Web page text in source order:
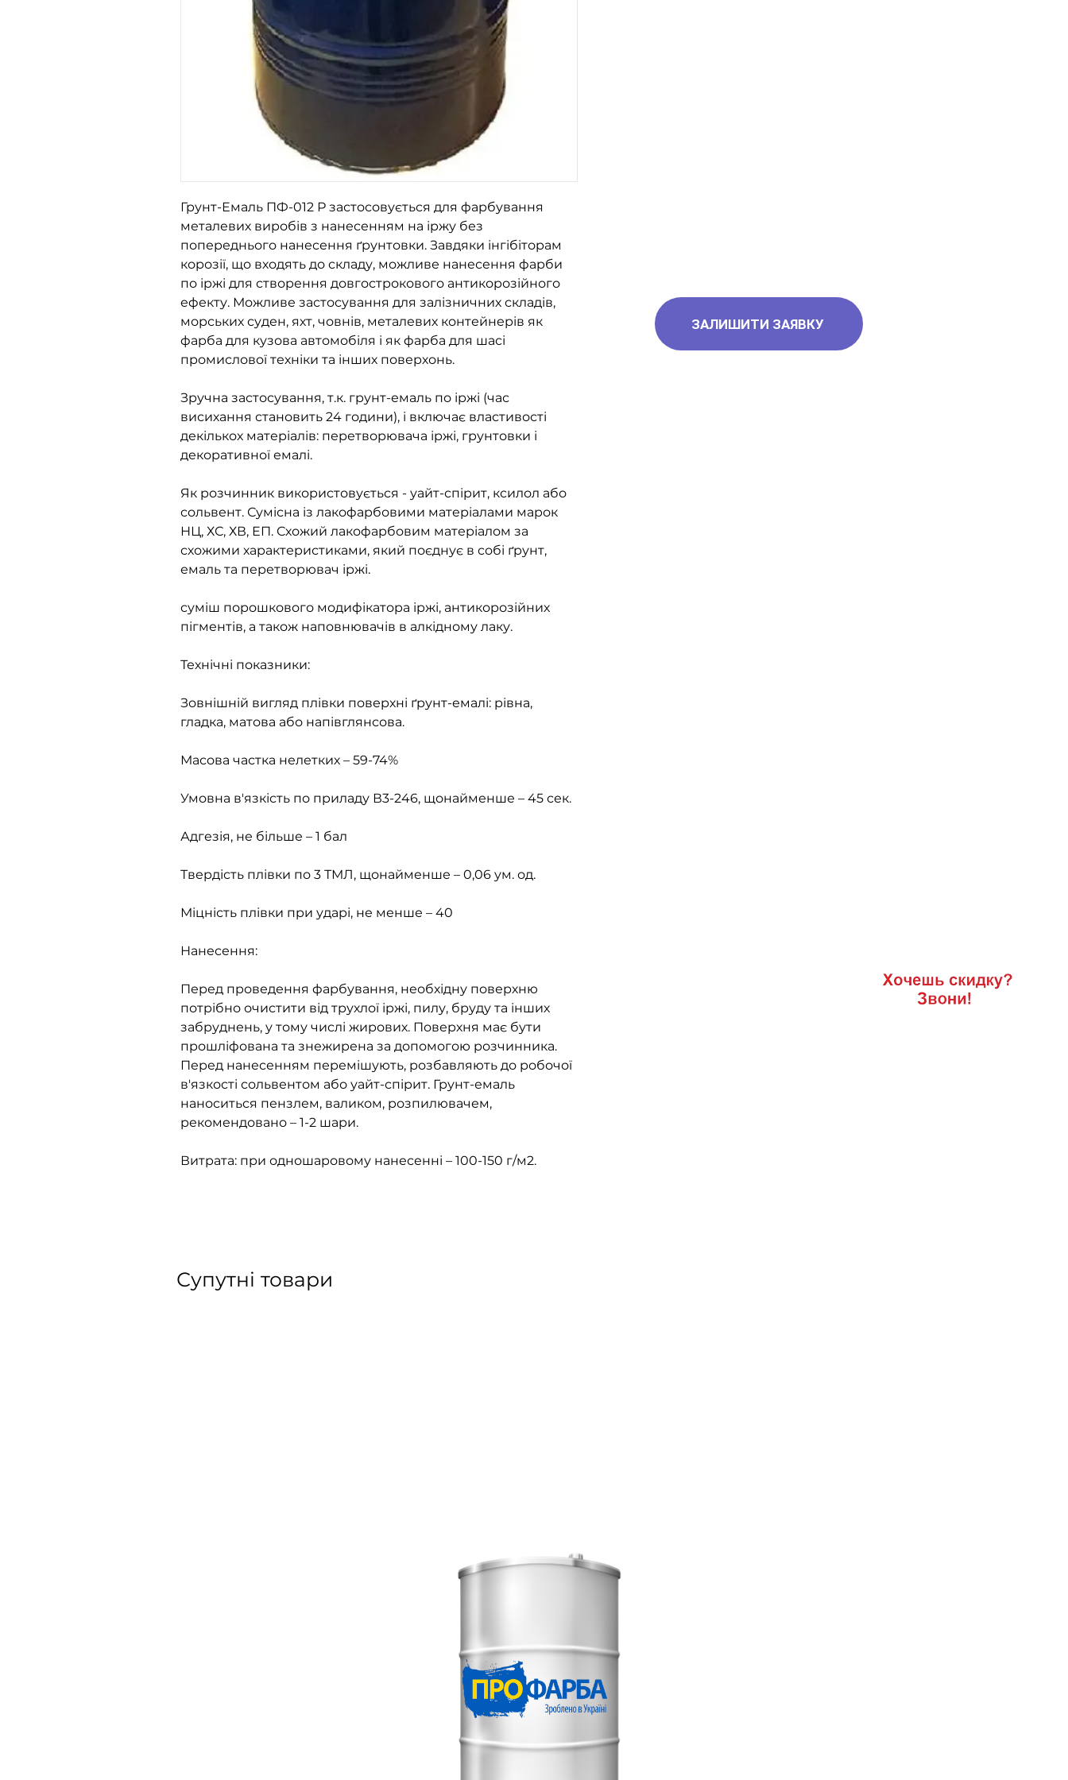
Грунт-Емаль ПФ-012 Р застосовується для фарбування
металевих виробів з нанесенням на іржу без
попереднього нанесення ґрунтовки. Завдяки інгібіторам
корозії, що входять до складу, можливе нанесення фарби
по іржі для створення довгострокового антикорозійного
ефекту. Можливе застосування для залізничних складів,
морських суден, яхт, човнів, металевих контейнерів як
фарба для кузова автомобіля і як фарба для шасі
промислової техніки та інших поверхонь.
Зручна застосування, т.к. грунт-емаль по іржі (час
висихання становить 24 години), і включає властивості
декількох матеріалів: перетворювача іржі, грунтовки і
декоративної емалі.
Як розчинник використовується - уайт-спірит, ксилол або
сольвент. Сумісна із лакофарбовими матеріалами марок
НЦ, ХС, ХВ, ЕП. Схожий лакофарбовим матеріалом за
схожими характеристиками, який поєднує в собі ґрунт,
емаль та перетворювач іржі.
суміш порошкового модифікатора іржі, антикорозійних
пігментів, а також наповнювачів в алкідному лаку.
Технічні показники:
Зовнішній вигляд плівки поверхні ґрунт-емалі: рівна,
гладка, матова або напівглянсова.
Масова частка нелетких – 59-74%
Умовна в'язкість по приладу В3-246, щонайменше – 45 сек.
Адгезія, не більше – 1 бал
Твердість плівки по 3 ТМЛ, щонайменше – 0,06 ум. од.
Міцність плівки при ударі, не менше – 40
Нанесення:
Перед проведення фарбування, необхідну поверхню
потрібно очистити від трухлої іржі, пилу, бруду та інших
забруднень, у тому числі жирових. Поверхня має бути
прошліфована та знежирена за допомогою розчинника.
Перед нанесенням перемішують, розбавляють до робочої
в'язкості сольвентом або уайт-спірит. Грунт-емаль
наноситься пензлем, валиком, розпилювачем,
рекомендовано – 1-2 шари.
Витрата: при одношаровому нанесенні – 100-150 г/м2.
ЗАЛИШИТИ ЗАЯВКУ
Супутні товари